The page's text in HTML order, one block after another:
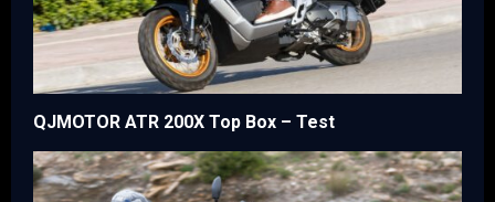
QJMOTOR ATR 200X Top Box – Test